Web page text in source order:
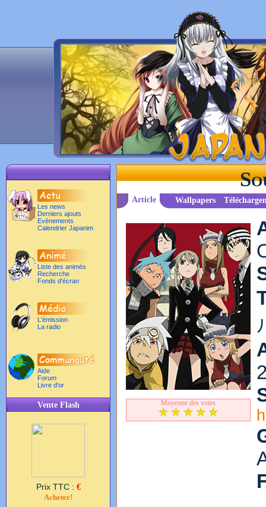
Les news
Derniers ajouts
Evènements
Calendrier Japanim
Liste des animés
Recherche
Fonds d'écran
L'émission
La radio
Aide
Forum
Livre d'or
Vente Flash
Prix TTC : €
Acheter!
Article Wallpapers
Moyenne des votes